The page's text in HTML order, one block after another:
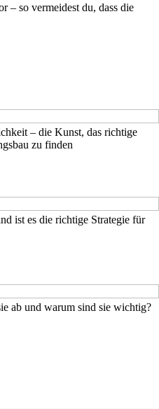
– so vermeidest du, dass die
– die Kunst, das richtige
zu finden
ist es die richtige Strategie für
ab und warum sind sie wichtig?